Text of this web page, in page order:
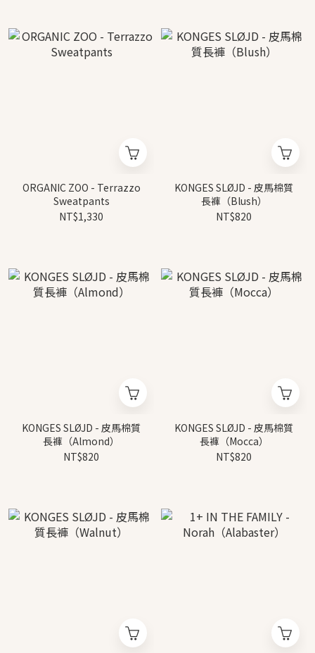
ORGANIC ZOO - Terrazzo
Sweatpants
NT$1,330
KONGES SLØJD - 皮馬棉質
長褲（Blush）
NT$820
KONGES SLØJD - 皮馬棉質
長褲（Almond）
NT$820
KONGES SLØJD - 皮馬棉質
長褲（Mocca）
NT$820